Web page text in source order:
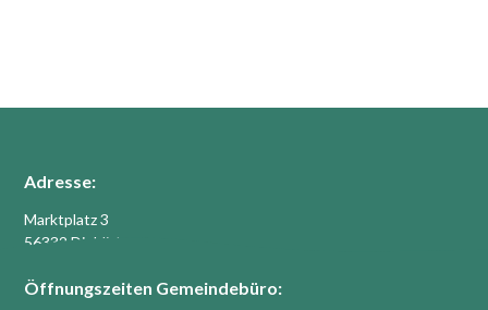
Adresse:
Marktplatz 3
56332 Dieblich
Öffnungszeiten Gemeindebüro: